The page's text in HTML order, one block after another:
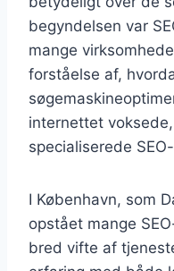
begyndelsen var
mange
forståelse af,
internettet
specialiserede
I København, som
opstået mange
bred vifte af